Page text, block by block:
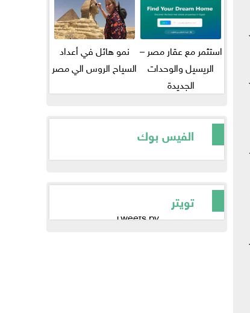
استثمر مع عقار مصر –
الريسيل والوحدات
الجديدة
نمو هائل في أعداد
السياح الروس الي مصر
الفيس بوك
تويتر
Tweets by